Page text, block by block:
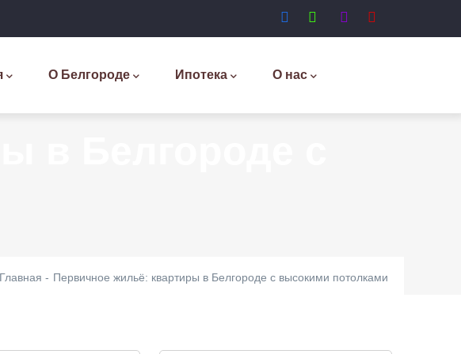
О Белгороде Ипотека О нас
Главная - Первичное жильё: квартиры в Белгороде с высокими потолками